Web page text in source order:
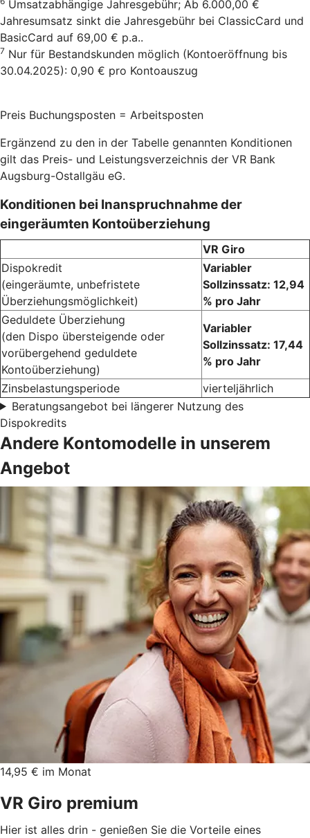
Umsatzabhängige Jahresgebühr; Ab 6.000,00 €
Jahresumsatz sinkt die Jahresgebühr bei ClassicCard und
BasicCard auf 69,00 € p.a..
7 Nur für Bestandskunden möglich (Kontoeröffnung bis
30.04.2025): 0,90 € pro Kontoauszug
Preis Buchungsposten = Arbeitsposten
Ergänzend zu den in der Tabelle genannten Konditionen
gilt das Preis- und Leistungsverzeichnis der VR Bank
Augsburg-Ostallgäu eG.
Konditionen bei Inanspruchnahme der
eingeräumten Kontoüberziehung
VR Giro
Dispokredit
(eingeräumte, unbefristete
Überziehungsmöglichkeit)
Variabler
Sollzinssatz: 12,94
% pro Jahr
Geduldete Überziehung
(den Dispo übersteigende oder
vorübergehend geduldete
Kontoüberziehung)
Variabler
Sollzinssatz: 17,44
% pro Jahr
Zinsbelastungsperiode
vierteljährlich
Beratungsangebot bei längerer Nutzung des
Dispokredits
Andere Kontomodelle in unserem
Angebot
14,95 € im Monat
VR Giro premium
Hier ist alles drin - genießen Sie die Vorteile eines